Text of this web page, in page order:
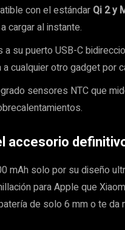
con el estándar Qi 2 y
cargar al instante.
a su puerto USB-C
cualquier otro gadget por
sensores NTC que
accesorio
mAh solo por su diseño
para Apple que
de solo 6 mm o te